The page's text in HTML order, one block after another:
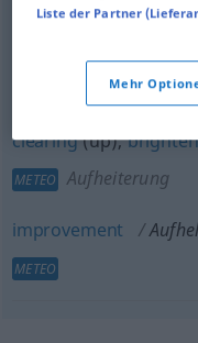
up
clearing(up),
METEO Aufheiterung
improvement
METEO
Liste der Partner
Mehr